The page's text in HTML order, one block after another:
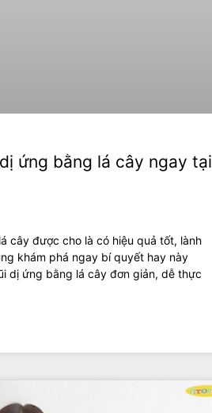
ứng bằng lá cây ngay tại
cây được cho là có hiệu quả tốt, lành
khám phá ngay bí quyết hay này
dị ứng bằng lá cây đơn giản, dễ thực